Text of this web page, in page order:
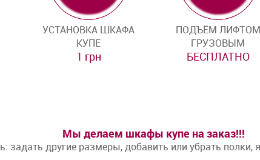
УСТАНОВКА ШКАФА
КУПЕ
1 грн
ПОДЪЁМ ЛИФТОМ
ГРУЗОВЫМ
БЕСПЛАТНО
Мы делаем шкафы купе на заказ!!!
другие размеры, добавить или убрать